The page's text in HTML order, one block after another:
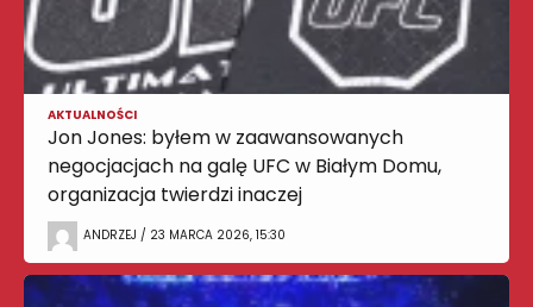
AKTUALNOŚCI
Jon Jones: byłem w zaawansowanych
negocjacjach na galę UFC w Białym Domu,
organizacja twierdzi inaczej
ANDRZEJ / 23 MARCA 2026, 15:30